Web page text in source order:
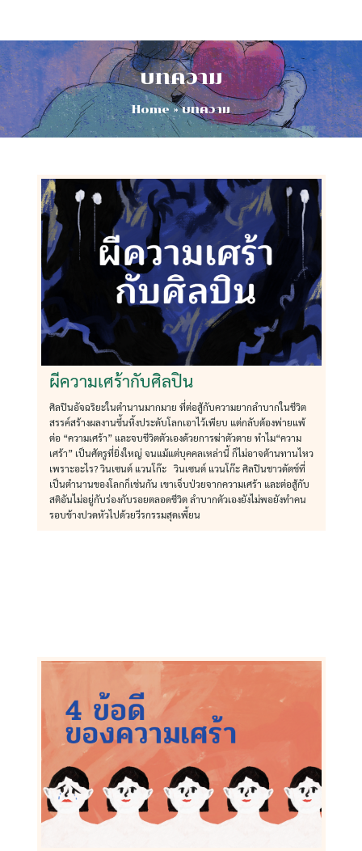
content
บทความ
Home »บทความ
ผีความเศร้ากับศิลปิน
ศิลปินอัจฉริยะในตำนานมากมาย ที่ต่อสู้กับความยากลำบากในชีวิต
สรรค์สร้างผลงานขึ้นหิ้งประดับโลกเอาไว้เพียบ แต่กลับต้องพ่ายแพ้
ต่อ “ความเศร้า” และจบชีวิตตัวเองด้วยการฆ่าตัวตาย ทำไม“ความ
เศร้า” เป็นศัตรูที่ยิ่งใหญ่ จนแม้แต่บุคคลเหล่านี้ ก็ไม่อาจต้านทานไหว
เพราะอะไร? วินเซนต์ แวนโก๊ะ วินเซนต์ แวนโก๊ะ ศิลปินชาวดัตช์ที่
เป็นตำนานของโลกก็เช่นกัน เขาเจ็บป่วยจากความเศร้า และต่อสู้กับ
สติอันไม่อยู่กับร่องกับรอยตลอดชีวิต ลำบากตัวเองยังไม่พอยังทำคน
รอบข้างปวดหัวไปด้วยวีรกรรมสุดเพี้ยน